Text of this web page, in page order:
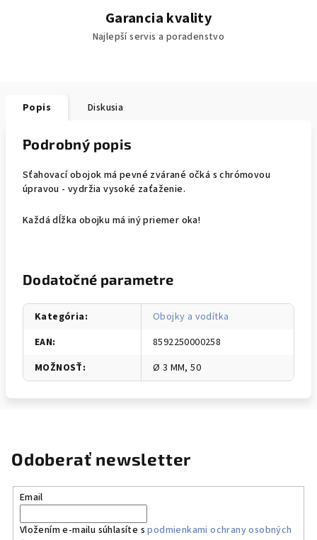
Garancia kvality
Najlepší servis a poradenstvo
Popis Diskusia
Podrobný popis
Sťahovací obojok má pevné zvárané očká s chrómovou
úpravou - vydržia vysoké zaťaženie.
Každá dĺžka obojku má iný priemer oka!
Dodatočné parametre
Kategória:
Obojky a vodítka
EAN:
8592250000258
MOŽNOSŤ: Ø 3 MM, 50
Odoberať newsletter
Email
Vložením e-mailu súhlasíte spodmienkami ochrany osobných